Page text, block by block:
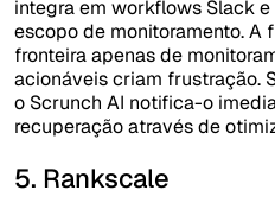
integra em workflows Slack
escopo de monitoramento. A
fronteira apenas de
acionáveis criam frustração.
o Scrunch AI notifica-o
recuperação através de
5. Rankscale